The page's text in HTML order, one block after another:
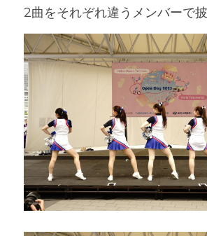
2曲をそれぞれ違うメンバーで披